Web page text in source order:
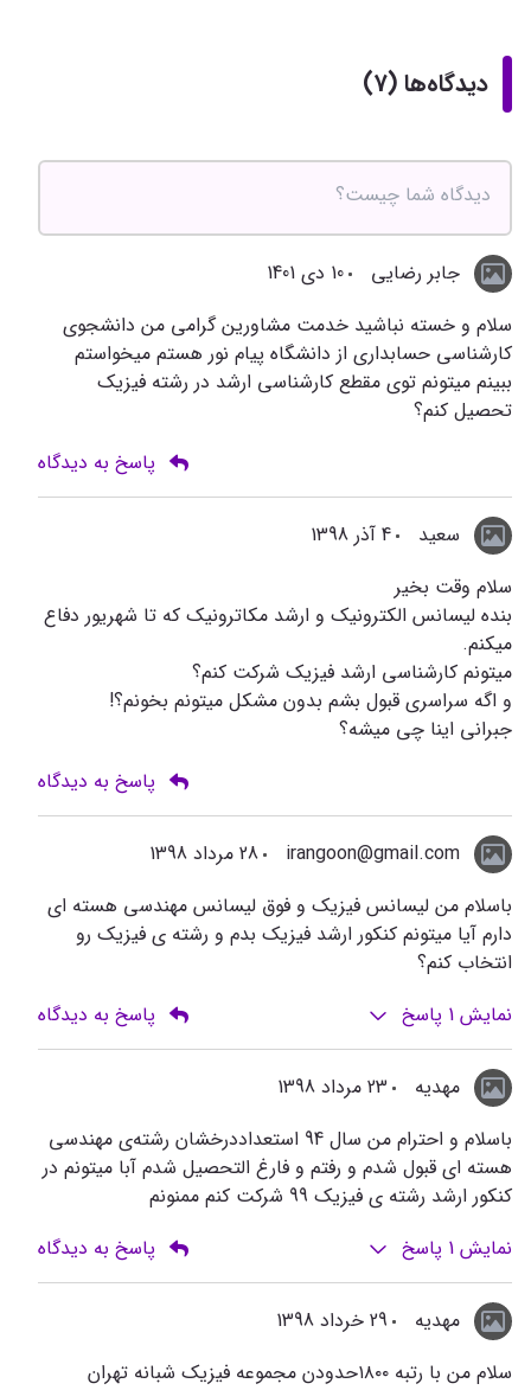
دیدگاه‌ها (7)
جابر رضایی
10 دی 1401
سلام و خسته نباشید خدمت مشاورین گرامی من دانشجوی
کارشناسی حسابداری از دانشگاه پیام نور هستم میخواستم
ببینم میتونم توی مقطع کارشناسی ارشد در رشته فیزیک
تحصیل کنم؟
پاسخ به دیدگاه
سعید
4 آذر 1398
سلام وقت بخیر
بنده لیسانس الکترونیک و ارشد مکاترونیک که تا شهریور دفاع
میکنم.
میتونم کارشناسی ارشد فیزیک شرکت کنم؟
و اگه سراسری قبول بشم بدون مشکل میتونم بخونم؟!
جبرانی اینا چی میشه؟
پاسخ به دیدگاه
irangoon@gmail.com
28 مرداد 1398
باسلام من لیسانس فیزیک و فوق لیسانس مهندسی هسته ای
دارم آیا میتونم کنکور ارشد فیزیک بدم و رشته ی فیزیک رو
انتخاب کنم؟
نمایش 1 پاسخ پاسخ به دیدگاه
مهدیه
23 مرداد 1398
باسلام و احترام من سال 94 استعداددرخشان رشته‌ی مهندسی
هسته ای قبول شدم و رفتم و فارغ التحصیل شدم آبا میتونم در
کنکور ارشد رشته ی فیزیک 99 شرکت کنم ممنونم
نمایش 1 پاسخ پاسخ به دیدگاه
مهديه
29 خرداد 1398
سلام من با رتبه ١٨٠٠حدودن مجموعه فيزيك شبانه تهران